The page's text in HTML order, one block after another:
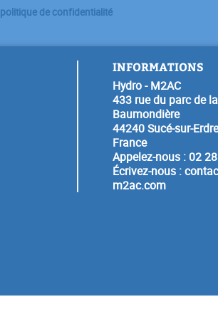
politique de confidentialité
INFORMATIONS
Hydro - M2AC
433 rue du parc de la
Baumondière
44240 Sucé-sur-Erdre
France
Appelez-nous : 02
Écrivez-nous :
m2ac.com